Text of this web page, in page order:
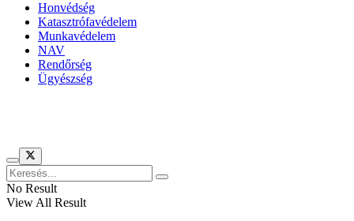
Honvédség
Katasztrófavédelem
Munkavédelem
NAV
Rendőrség
Ügyészség
No Result
View All Result